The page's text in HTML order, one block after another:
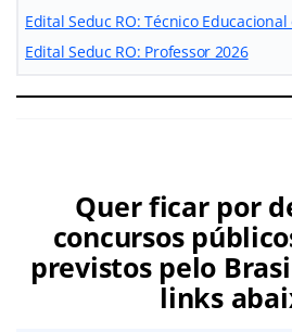
Edital Seduc RO: Técnico Educacional
Edital Seduc RO: Professor 2026
Quer ficar por
concursos
previstos pelo
links